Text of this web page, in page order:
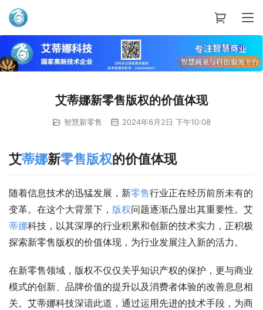
艾蒂娜科技
艾蒂娜新零售版权的价值体现
智慧新零售 2024年6月2日 下午10:08
艾蒂娜新零售版权的价值体现
随着信息技术的迅猛发展，新零售行业正在经历前所未有的
变革。在这个大背景下， 版权问题逐渐凸显出其重要性。艾
蒂娜科技，以其深厚的行业积累和创新的技术实力，正积极
探索新零售版权的价值体现，为行业发展注入新的活力。
在新零售领域，版权不仅仅关乎知识产权的保护，更与商业
模式的创新、品牌价值的提升以及消费者体验的改善息息相
关。艾蒂娜科技深谙此道，通过运用先进的技术手段，为商